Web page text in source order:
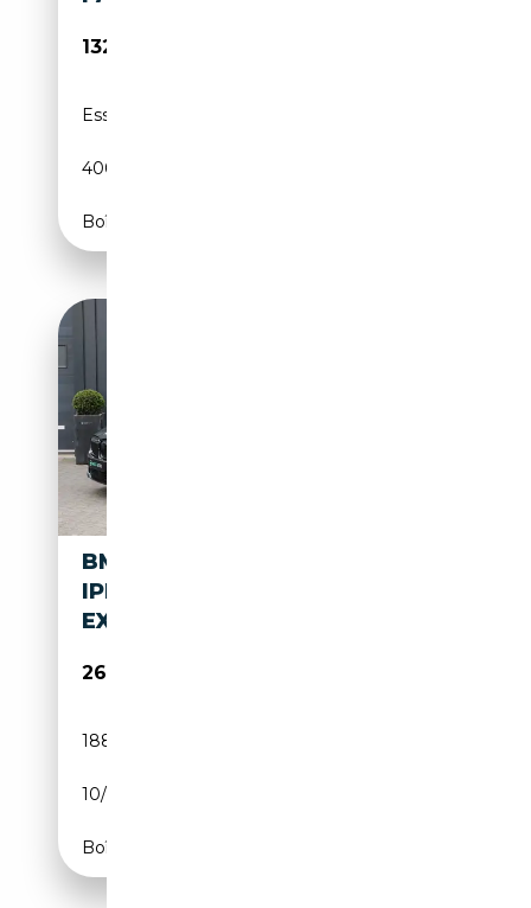
132 990€
Essence
400 CH (294 kW)
Boîte automatique
BMW 740 7-SERIE 740E
IPERFORMANCE HIGH
EXECUTIVE|HUD|H&K|M
26 740€
188 104 km
10/2016
Boîte automatique